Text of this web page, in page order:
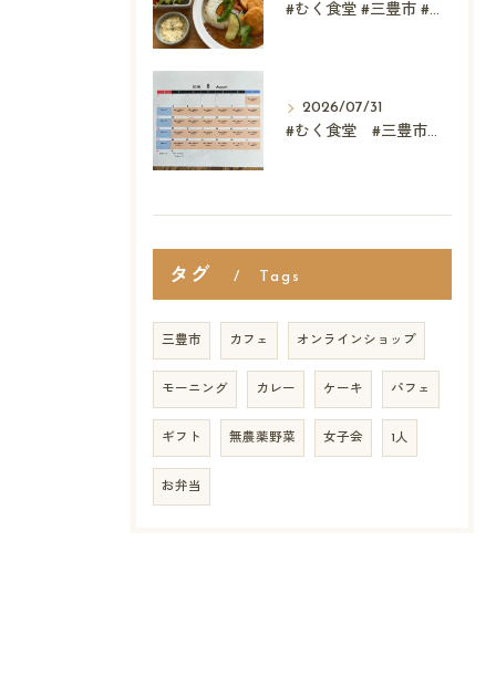
#むく食堂 #三豊市 #テイクアウト #高屋神社 #...
2026/07/31
#むく食堂 #三豊市 #レストラン #ランチ #スウィーツ
タグ Tags
三豊市 カフェ オンラインショップ
モーニング カレー ケーキ パフェ
ギフト 無農薬野菜 女子会 1人
お弁当